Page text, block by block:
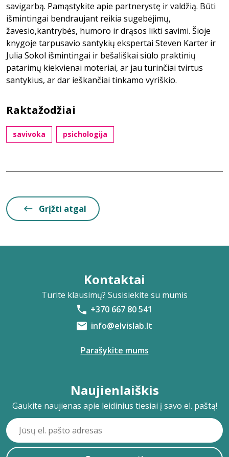
savigarbą. Pamąstykite apie partnerystę ir valdžią. Būti
išmintingai bendraujant reikia sugebėjimų,
žavesio,kantrybės, humoro ir drąsos likti savimi. Šioje
knygoje tarpusavio santykių ekspertai Steven Karter ir
Julia Sokol išmintingai ir bešališkai siūlo praktinių
patarimų kiekvienai moteriai, ar jau turinčiai tvirtus
santykius, ar dar ieškančiai tinkamo vyriškio.
Raktažodžiai
savivoka psichologija
Grįžti atgal
Kontaktai
Turite klausimų? Susisiekite su mumis
+370 667 80 541
info@elvislab.lt
Parašykite mums
Naujienlaiškis
Gaukite naujienas apie leidinius tiesiai į savo el. paštą!